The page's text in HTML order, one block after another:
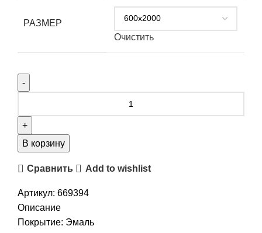
РАЗМЕР
Очистить
В корзину
Сравнить Add to wishlist
Артикул: 669394
Описание
Покрытие: Эмаль